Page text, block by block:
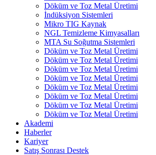
Döküm ve Toz Metal Üretimi
İndüksiyon Sistemleri
Mikro TIG Kaynak
NGL Temizleme Kimyasalları
MTA Su Soğutma Sistemleri
Döküm ve Toz Metal Üretimi
Döküm ve Toz Metal Üretimi
Döküm ve Toz Metal Üretimi
Döküm ve Toz Metal Üretimi
Döküm ve Toz Metal Üretimi
Döküm ve Toz Metal Üretimi
Döküm ve Toz Metal Üretimi
Döküm ve Toz Metal Üretimi
Akademi
Haberler
Kariyer
Satış Sonrası Destek